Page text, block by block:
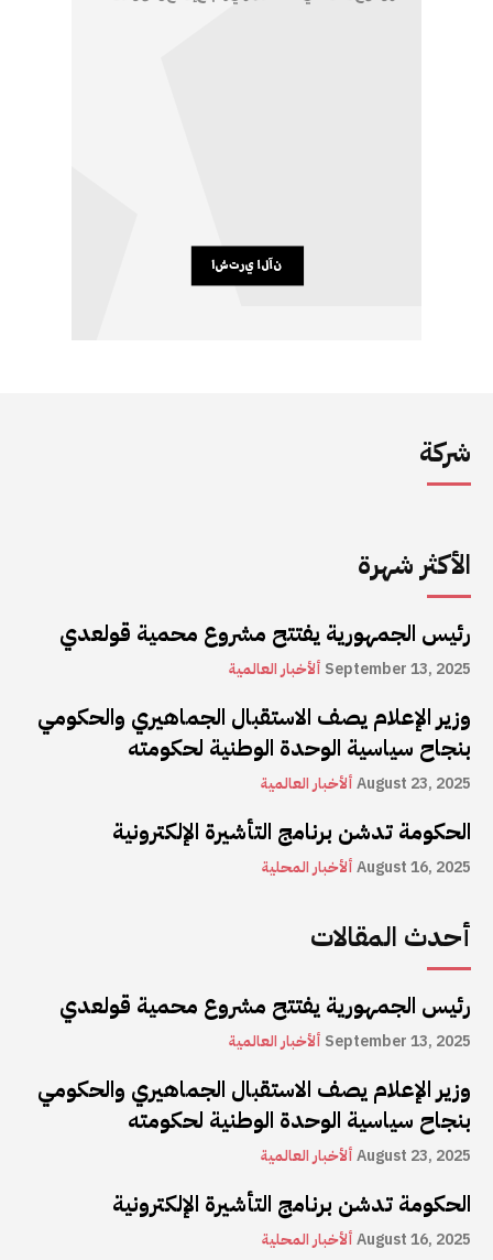
شركة
الأكثر شهرة
رئيس الجمهورية يفتتح مشروع محمية قولعدي
ألأخبار العالمية September 13, 2025
وزير الإعلام يصف الاستقبال الجماهيري والحكومي
بنجاح سياسية الوحدة الوطنية لحكومته
ألأخبار العالميةAugust 23, 2025
الحكومة تدشن برنامج التأشيرة الإلكترونية
ألأخبار المحليةAugust 16, 2025
أحدث المقالات
رئيس الجمهورية يفتتح مشروع محمية قولعدي
ألأخبار العالمية September 13, 2025
وزير الإعلام يصف الاستقبال الجماهيري والحكومي
بنجاح سياسية الوحدة الوطنية لحكومته
ألأخبار العالميةAugust 23, 2025
الحكومة تدشن برنامج التأشيرة الإلكترونية
ألأخبار المحليةAugust 16, 2025